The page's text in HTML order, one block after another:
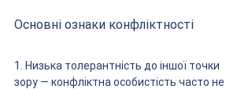
Основні ознаки конфліктності
1. Низька толерантність до іншої точки
зору — конфліктна особистість часто не